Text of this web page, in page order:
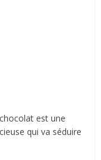
est une
qui va séduire